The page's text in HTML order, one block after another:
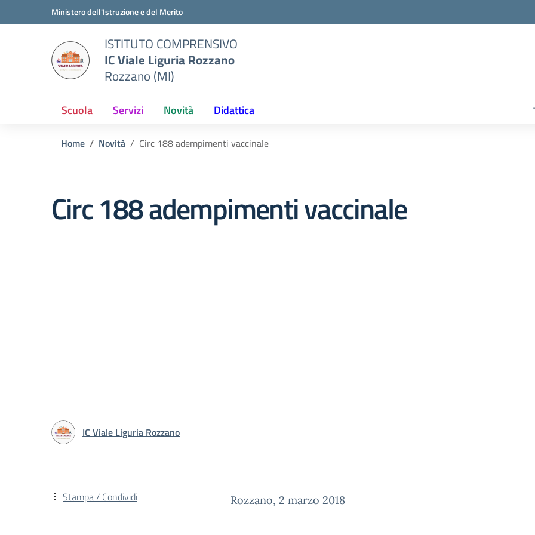
Vai ai contenuti
Vai al menu di navigazioneMinistero dell'Istruzione e del Merito
ISTITUTO COMPRENSIVO
IC Viale Liguria Rozzano
Rozzano (MI)
Scuola Servizi Novità Didattica
Home Novità Circ 188 adempimenti vaccinale
Circ 188 adempimenti vaccinale
IC Viale Liguria Rozzano
Rozzano, 2 marzo 2018
Stampa / Condividi